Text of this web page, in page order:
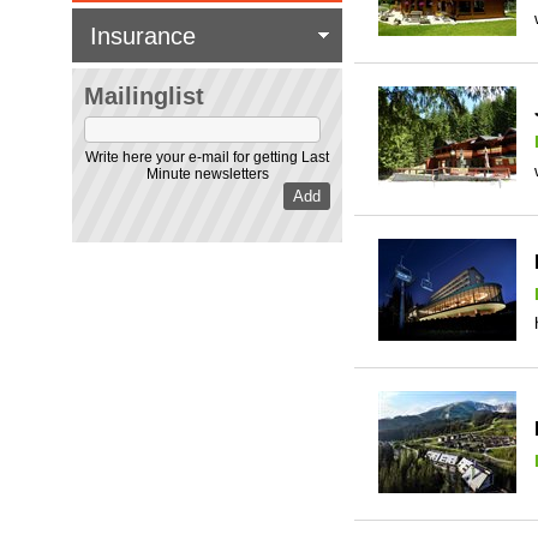
Mailinglist
Write here your e-mail for getting Last
Minute newsletters
Insurance